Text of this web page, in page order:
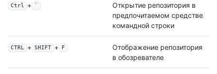
Ctrl + `
Открытие репозитория в
предпочитаемом средстве
командной строки
CTRL + SHIFT + F
Отображение репозитория
в обозревателе